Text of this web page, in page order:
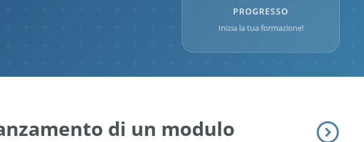
PROGRESSO
Inizia la tua formazione!
di un modulo